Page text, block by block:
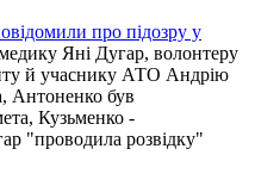
про підозру у
Яні Дугар, волонтеру
й учаснику АТО Андрію
Антоненко був
Кузьменко -
"проводила розвідку"